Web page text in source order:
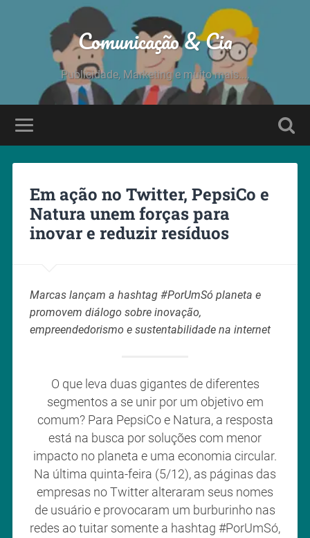
Comunicação & Cia
Publicidade, Marketing e muito mais....
Em ação no Twitter, PepsiCo e
Natura unem forças para
inovar e reduzir resíduos
Marcas lançam a hashtag #PorUmSó planeta e
promovem diálogo sobre inovação,
empreendedorismo e sustentabilidade na internet
O que leva duas gigantes de diferentes
segmentos a se unir por um objetivo em
comum? Para PepsiCo e Natura, a resposta
está na busca por soluções com menor
impacto no planeta e uma economia circular.
Na última quinta-feira (5/12), as páginas das
empresas no Twitter alteraram seus nomes
de usuário e provocaram um burburinho nas
redes ao tuitar somente a hashtag #PorUmSó,